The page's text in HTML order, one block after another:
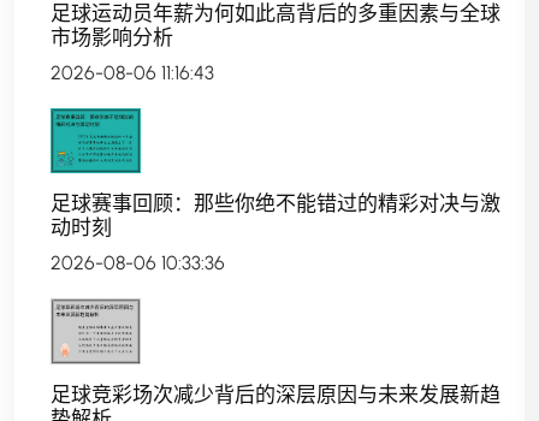
足球运动员年薪为何如此高背后的多重因素与全球
市场影响分析
2026-08-06 11:16:43
足球赛事回顾：那些你绝不能错过的精彩对决与激
动时刻
2026-08-06 10:33:36
足球竞彩场次减少背后的深层原因与未来发展新趋